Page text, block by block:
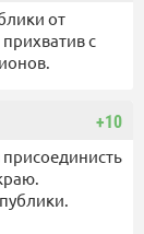
от
с
+10